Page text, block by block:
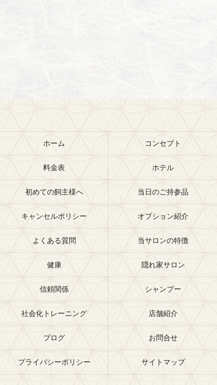
ホーム コンセプト
料金表 ホテル
初めての飼主様へ 当日のご持参品
キャンセルポリシー オプション紹介
よくある質問 当サロンの特徴
健康 隠れ家サロン
信頼関係 シャンプー
社会化トレーニング 店舗紹介
ブログ お問合せ
プライバシーポリシー サイトマップ